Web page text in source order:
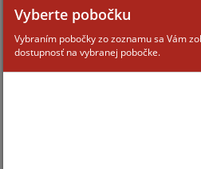
AWB-
Vyberte pobočku
Vybraním pobočky zo zoznamu sa Vám
dostupnosť na vybranej pobočke.